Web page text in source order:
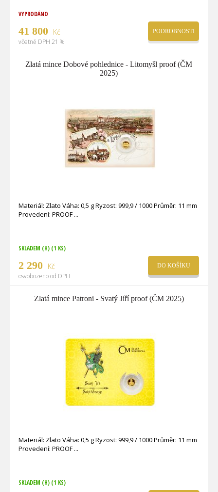
VYPRODÁNO
41 800 Kč
včetně DPH 21 %
PODROBNOSTI
Zlatá mince Dobové pohlednice - Litomyšl proof (ČM
2025)
Materiál: Zlato Váha: 0,5 g Ryzost: 999,9 / 1000 Průměr: 11 mm
Provedení: PROOF
SKLADEM (H) (1 KS)
2 290 Kč
osvobozeno od DPH
DO KOŠÍKU
Zlatá mince Patroni - Svatý Jiří proof (ČM 2025)
Materiál: Zlato Váha: 0,5 g Ryzost: 999,9 / 1000 Průměr: 11 mm
Provedení: PROOF
SKLADEM (H) (1 KS)